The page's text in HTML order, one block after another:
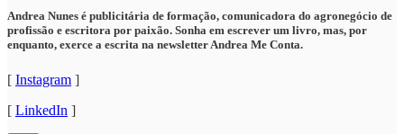
Andrea Nunes é publicitária de formação, comunicadora do agronegócio de
profissão e escritora por paixão. Sonha em escrever um livro, mas, por
enquanto, exerce a escrita na newsletter Andrea Me Conta.
[ Instagram ]
[ LinkedIn ]